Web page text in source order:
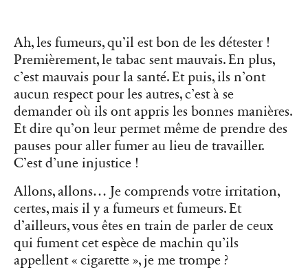
Ah, les fumeurs, qu’il est bon de les détester !
Premièrement, le tabac sent mauvais. En plus,
c’est mauvais pour la santé. Et puis, ils n’ont
aucun respect pour les autres, c’est à se
demander où ils ont appris les bonnes manières.
Et dire qu’on leur permet même de prendre des
pauses pour aller fumer au lieu de travailler.
C’est d’une injustice !
Allons, allons… Je comprends votre irritation,
certes, mais il y a fumeurs et fumeurs. Et
d’ailleurs, vous êtes en train de parler de ceux
qui fument cet espèce de machin qu’ils
appellent « cigarette », je me trompe ?